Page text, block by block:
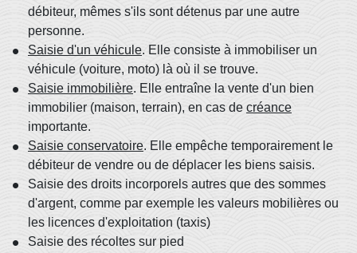
débiteur, mêmes s'ils sont détenus par une autre
personne.
Saisie d'un véhicule. Elle consiste à immobiliser un
véhicule (voiture, moto) là où il se trouve.
Saisie immobilière. Elle entraîne la vente d'un bien
immobilier (maison, terrain), en cas de créance
importante.
Saisie conservatoire. Elle empêche temporairement le
débiteur de vendre ou de déplacer les biens saisis.
Saisie des droits incorporels autres que des sommes
d'argent, comme par exemple les valeurs mobilières ou
les licences d'exploitation (taxis)
Saisie des récoltes sur pied